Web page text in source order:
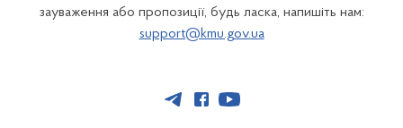
зауваження або пропозиції, будь ласка, напишіть нам:
support@kmu.gov.ua